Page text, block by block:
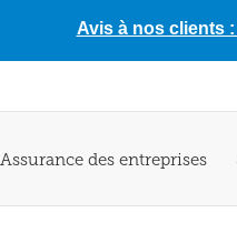
Assurance des entreprises
Avis à nos clients